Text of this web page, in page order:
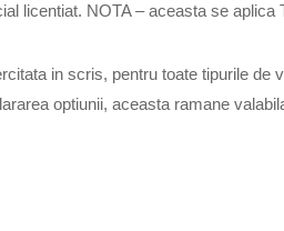
licentiat. NOTA – aceasta se aplica
in scris, pentru toate tipurile de
optiunii, aceasta ramane